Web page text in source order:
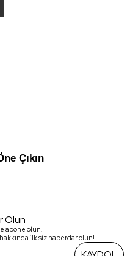
Çıkın
şık bir duruş sunar. Bel
dengeleyerek zarif bir
Olun
abone olun!
ilk siz haberdar olun!